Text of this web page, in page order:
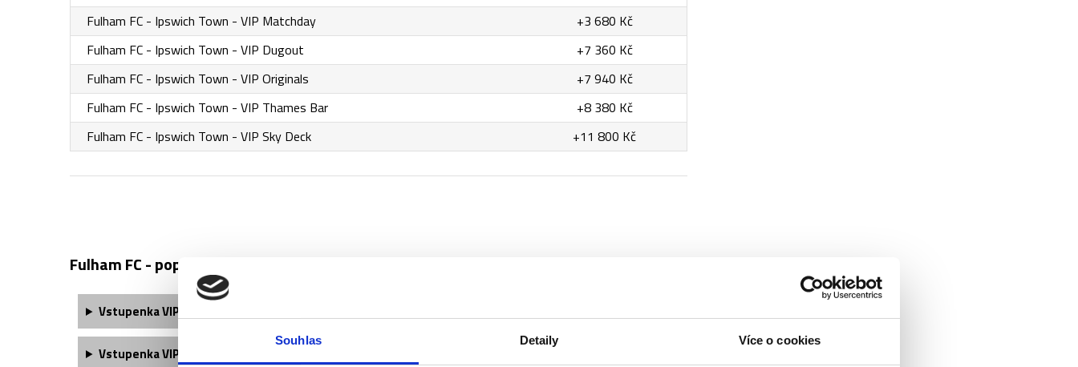
Souhlas Detaily Více o cookies
Fulham FC - Ipswich Town - VIP Matchday
+3 680 Kč
Fulham FC - Ipswich Town - VIP Dugout
+7 360 Kč
Fulham FC - Ipswich Town - VIP Originals
+7 940 Kč
Fulham FC - Ipswich Town - VIP Thames Bar
+8 380 Kč
Fulham FC - Ipswich Town - VIP Sky Deck
+11 800 Kč
Fulham FC - popis vstupenek ↓
Vstupenka VIP Crabtree obsahuje:
Vstupenka VIP Matchday obsahuje: